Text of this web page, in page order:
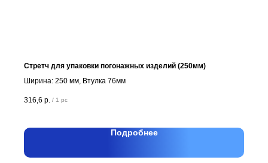
Стретч для упаковки погонажных изделий (250мм)
Ширина: 250 мм, Втулка 76мм
316,6 р. / 1 pc
Подробнее